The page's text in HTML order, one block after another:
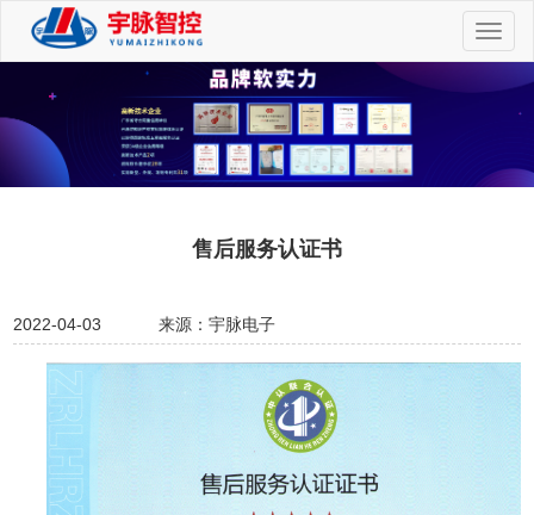
切
换
售后服务认证书
2022-04-03 来源：宇脉电子